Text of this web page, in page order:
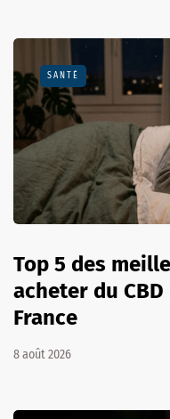
SANTÉ
Top 5 des
acheter du
France
8 août 2026